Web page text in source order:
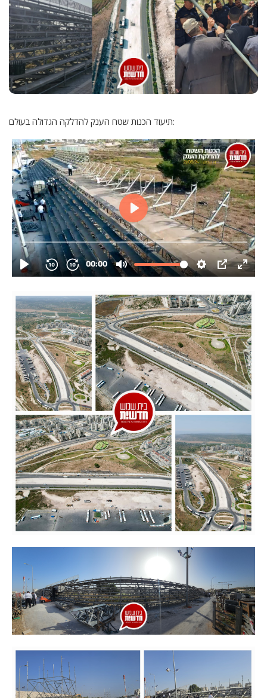
תיעוד הכנות שטח הענק להדלקה הגדולה בעולם: